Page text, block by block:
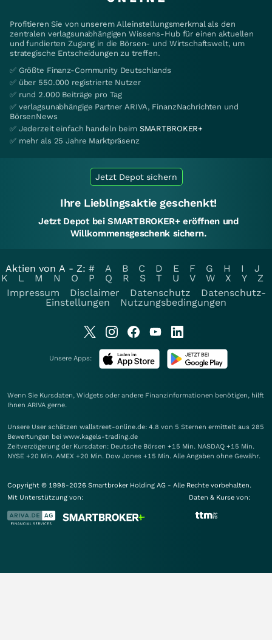
Profitieren Sie von unserem Alleinstellungsmerkmal als den
zentralen verlagsunabhängigen Wissens-Hub für einen aktuellen
und fundierten Zugang in die Börsen- und Wirtschaftswelt, um
strategische Entscheidungen zu treffen.
✅ Größte Finanz-Community Deutschlands
✅ über 550.000 registrierte Nutzer
✅ rund 2.000 Beiträge pro Tag
✅ verlagsunabhängige Partner ARIVA, FinanzNachrichten und
BörsenNews
✅ Jederzeit einfach handeln beim SMARTBROKER+
✅ mehr als 25 Jahre Marktpräsenz
Jetzt Depot sichern
Ihre Lieblingsaktie geschenkt!
Jetzt Depot bei SMARTBROKER+ eröffnen und
Willkommensgeschenk sichern.
Aktien von A - Z: # A B C D E F G H I
J
K
L M N O P Q R S T U V W X Y
Z
Impressum
Disclaimer Datenschutz
Datenschutz-
Einstellungen
Nutzungsbedingungen
Unsere Apps:
Wenn Sie Kursdaten, Widgets oder andere Finanzinformationen benötigen, hilft
Ihnen ARIVA gerne.
Unsere User schätzen wallstreet-online.de: 4.8 von 5 Sternen ermittelt aus 285
Bewertungen bei www.kagels-trading.de
Zeitverzögerung der Kursdaten: Deutsche Börsen +15 Min. NASDAQ +15 Min.
NYSE +20 Min. AMEX +20 Min. Dow Jones +15 Min. Alle Angaben ohne Gewähr.
Copyright © 1998-2026 Smartbroker Holding AG - Alle Rechte vorbehalten.
Mit Unterstützung von:
Daten & Kurse von: